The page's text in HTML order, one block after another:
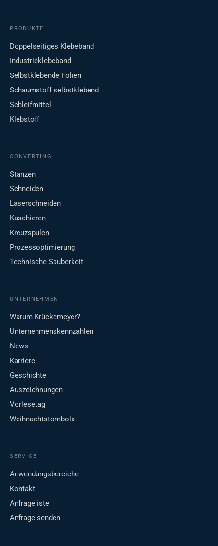
PRODUKTE
Doppelseitiges Klebeband
Industrieklebeband
Selbstklebende Folien
Schaumstoff selbstklebend
Schleifmittel
Klebstoff
CONVERTING
Stanzen
Schneiden
Laserschneiden
Kaschieren
Kreuzspulen
Prozessoptimierung
Technische Sauberkeit
UNTERNEHMEN
Warum Krückemeyer?
Unternehmenskennzahlen
News
Karriere
Geschichte
Auszeichnungen
Vorlesetag
Weihnachtstombola
SERVICE
Anwendungsbereiche
Kontakt
Anfrageliste
Anfrage senden